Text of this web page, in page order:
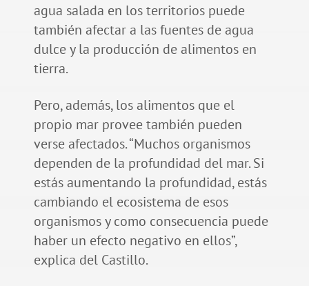
agua salada en los territorios puede
también afectar a las fuentes de agua
dulce y la producción de alimentos en
tierra.
Pero, además, los alimentos que el
propio mar provee también pueden
verse afectados. “Muchos organismos
dependen de la profundidad del mar. Si
estás aumentando la profundidad, estás
cambiando el ecosistema de esos
organismos y como consecuencia puede
haber un efecto negativo en ellos”,
explica del Castillo.